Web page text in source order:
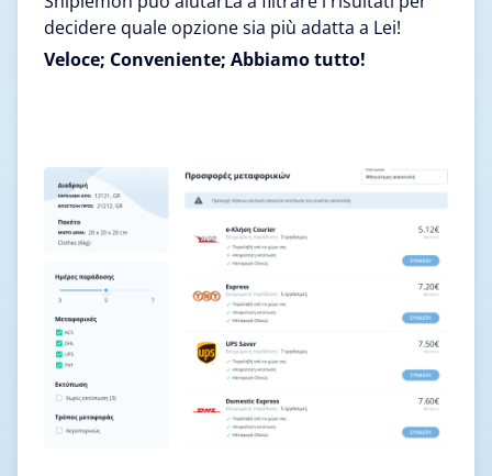
decidere quale opzione sia più adatta a Lei!
Veloce; Conveniente; Abbiamo tutto!